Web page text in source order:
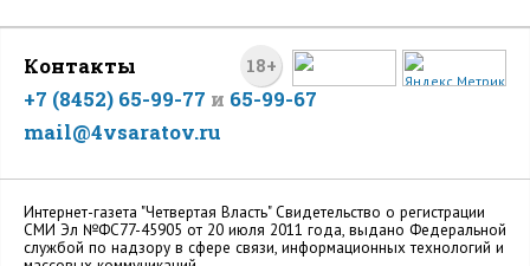
18+
Контакты
+7 (8452) 65-99-77 и 65-99-67
mail@4vsaratov.ru
Интернет-газета "Четвертая Власть" Cвидетельство о регистрации
СМИ Эл №ФС77-45905 от 20 июля 2011 года, выдано Федеральной
службой по надзору в сфере связи, информационных технологий и